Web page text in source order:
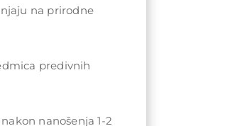
na prirodne
predivnih
nanošenja 1-2